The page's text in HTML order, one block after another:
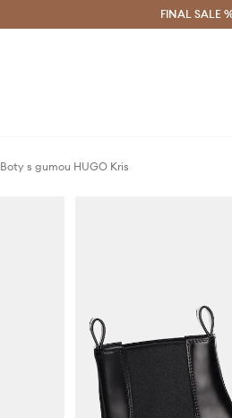
Doručení a vrácení zdarma (od 1800 Kč)
FINAL SALE
Boty s gumou HUGO Kris